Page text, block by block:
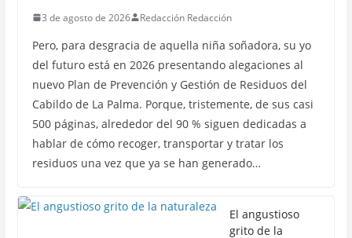
3 de agosto de 2026 Redacción Redacción
Pero, para desgracia de aquella niña soñadora, su yo
del futuro está en 2026 presentando alegaciones al
nuevo Plan de Prevención y Gestión de Residuos del
Cabildo de La Palma. Porque, tristemente, de sus casi
500 páginas, alrededor del 90 % siguen dedicadas a
hablar de cómo recoger, transportar y tratar los
residuos una vez que ya se han generado…
El angustioso
grito de la